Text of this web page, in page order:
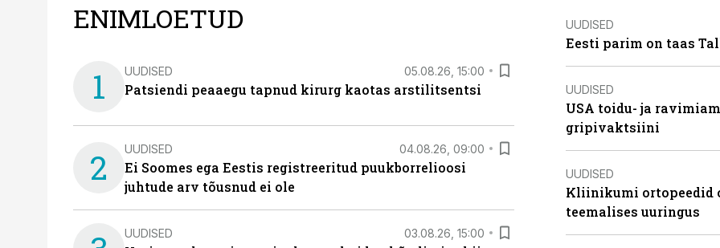
ENIMLOETUD
1 UUDISED 05.08.26, 15:00
Patsiendi peaaegu tapnud kirurg kaotas arstilitsentsi
2 UUDISED 04.08.26, 09:00
Ei Soomes ega Eestis registreeritud puukborrelioosi
juhtude arv tõusnud ei ole
UUDISED 03.08.26, 15:00
UUDISED
Eesti parim on taas
UUDISED
USA toidu- ja
gripivaktsiini
UUDISED
Kliinikumi ortopeedid
teemalises uuringus